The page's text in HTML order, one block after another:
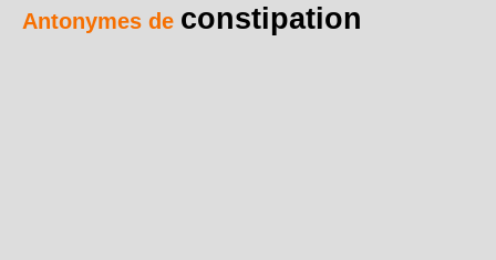
Antonymes de constipation